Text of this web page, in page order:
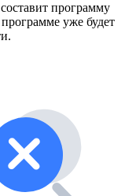
программу
уже будет